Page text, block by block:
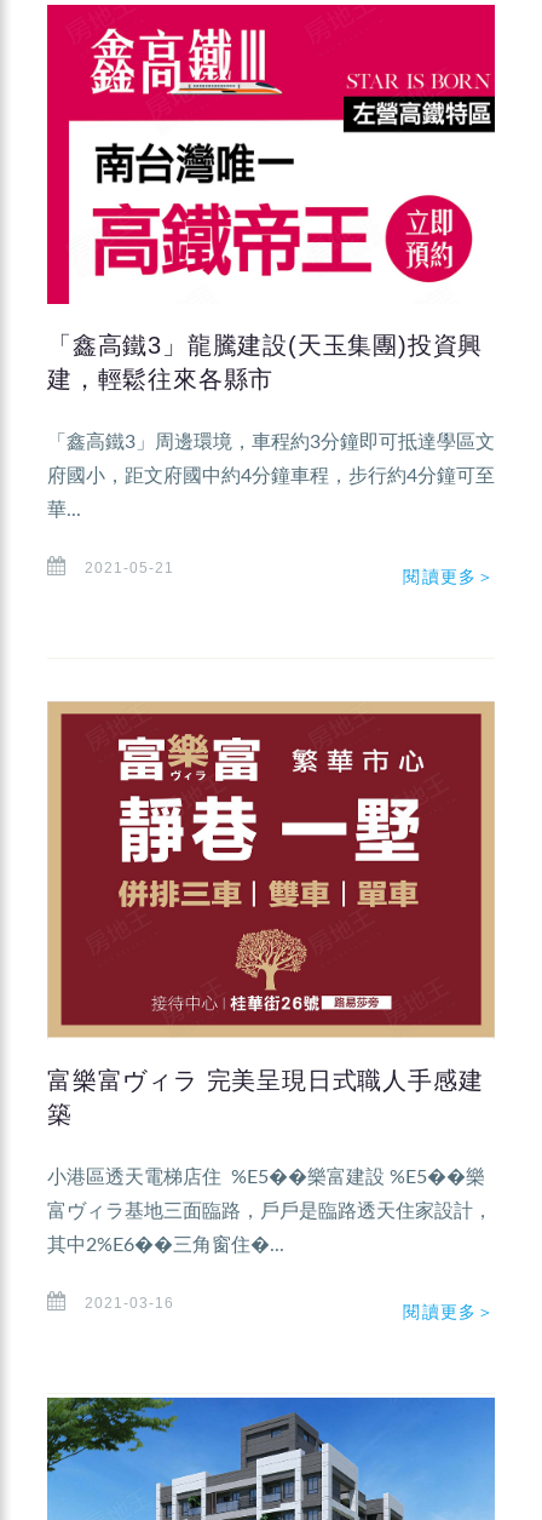
「鑫高鐵3」龍騰建設(天玉集團)投資興
建，輕鬆往來各縣市
「鑫高鐵3」周邊環境，車程約3分鐘即可抵達學區文
府國小，距文府國中約4分鐘車程，步行約4分鐘可至
華...
2021-05-21 閱讀更多＞
富樂富ヴィラ 完美呈現日式職人手感建
築
小港區透天電梯店住 %E5��樂富建設 %E5��樂
富ヴィラ基地三面臨路，戶戶是臨路透天住家設計，
其中2%E6��三角窗住�...
2021-03-16 閱讀更多＞